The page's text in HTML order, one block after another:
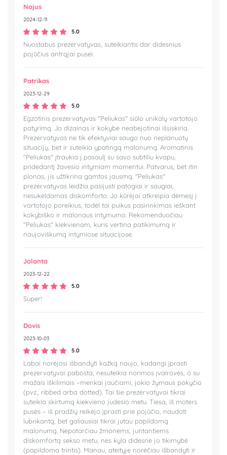
Nojus
2024-12-11
5.0
Nuostabus prezervatyvas, suteikiantis dar didesnius
pojūčius antrąjai pusei.
Patrikas
2023-12-29
5.0
Egzotinis prezervatyvas "Peliukas" siūlo unikalų vartotojo
patyrimą. Jo dizainas ir kokybė neabejotinai išsiskiria.
Prezervatyvas ne tik efektyviai saugo nuo neplanuotų
situacijų, bet ir suteikia ypatingą malonumą. Aromatinis
"Peliukas" įtraukia į pasaulį su savo subtiliu kvapu,
pridedantį žavesio intymiam momentui. Patvarus, bet itin
plonas, jis užtikrina gamtos jausmą. "Peliukas"
prezervatyvas leidžia pasijusti patogiai ir saugiai,
nesukeldamas diskomforto. Jo kūrėjai atkreipia dėmesį į
vartotojo poreikius, todėl tai puikus pasirinkimas ieškant
kokybiško ir malonaus intymumo. Rekomenduočiau
"Peliukas" kiekvienam, kuris vertina patikimumą ir
naujoviškumą intymiose situacijose.
Jolanta
2023-12-22
5.0
Super!
Dovis
2023-10-03
5.0
Labai norėjosi išbandyti kažką naujo, kadangi įprasti
prezervatyvai pabosta, nesuteikia norimos įvairovės, o su
mažais iškilimais –menkai jaučiami, jokio žymaus pokyčio
(pvz., ribbed arba dotted). Tai šie prezervatyvai tikrai
suteikia skirtumą kiekvieno judesio metu. Tiesa, iš moters
pusės – iš pradžių reikėjo įprasti prie pojūčio, naudoti
lubrikantą, bet galiausiai tikrai jutau papildomą
malonumą. Nepatarčiau žmonėms, juntantiems
diskomfortą sekso metu, nes kyla didesnė jo tikimybė
(papildoma trintis). Manau, ateityje norėčiau išbandyti ir